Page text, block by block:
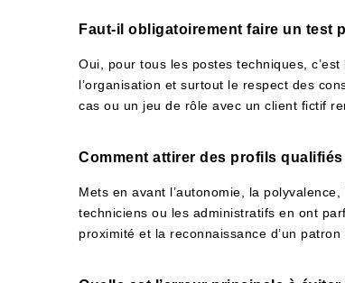
Faut-il obligatoirement faire un test
Oui, pour tous les postes techniques,
l’organisation et surtout le respect des
cas ou un jeu de rôle avec un client fictif
Comment attirer des profils
Mets en avant l’autonomie, la
techniciens ou les administratifs en ont
proximité et la reconnaissance d’un patron